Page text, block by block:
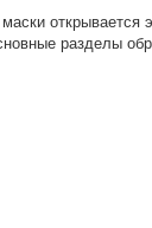
открывается
разделы